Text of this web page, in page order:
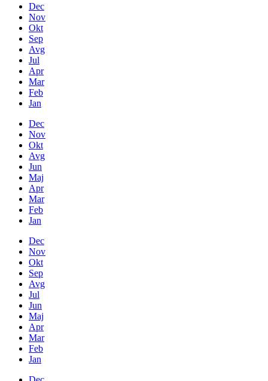
Dec
Nov
Okt
Sep
Avg
Jul
Apr
Mar
Feb
Jan
Dec
Nov
Okt
Avg
Jun
Maj
Apr
Mar
Feb
Jan
Dec
Nov
Okt
Sep
Avg
Jul
Jun
Maj
Apr
Mar
Feb
Jan